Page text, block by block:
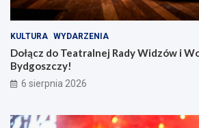
KULTURA WYDARZENIA
Dołącz do Teatralnej Rady Widzów i
Bydgoszczy!
6 sierpnia 2026